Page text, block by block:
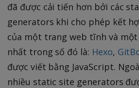
đã được cải tiến hơn bởi các
generators khi cho phép kết
của một trang web tĩnh và một
nhất trong số đó là: Hexo,
được viết bằng JavaScript.
nhiều static site generators